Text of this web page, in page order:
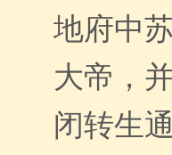
地府中
大帝，
闭转生